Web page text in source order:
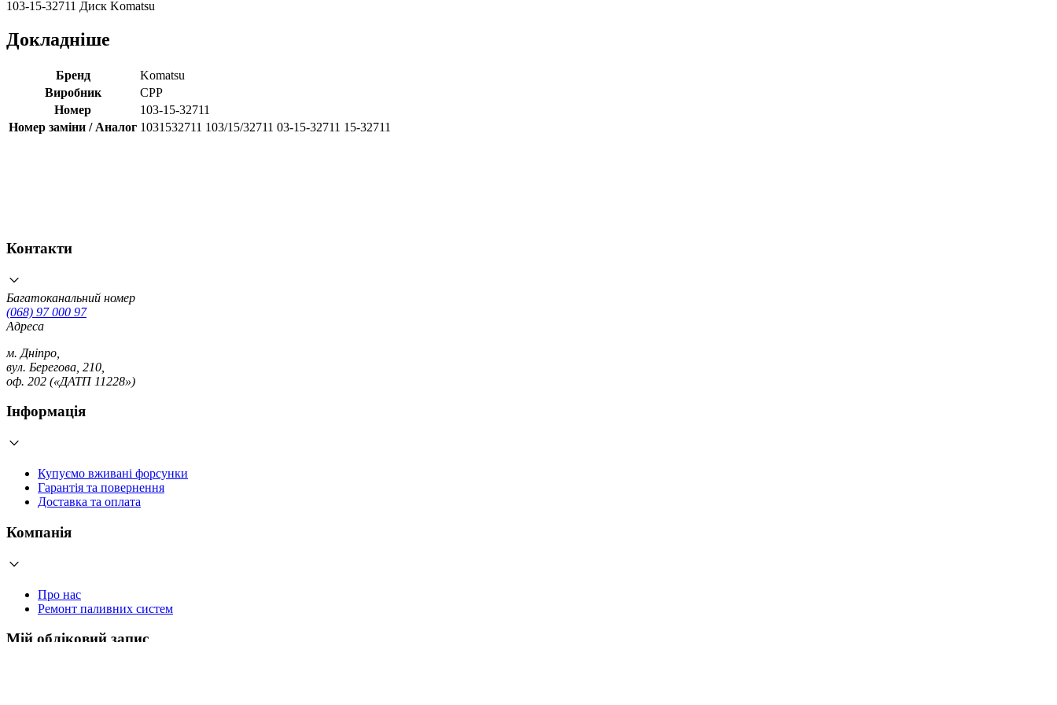
103-15-32711 Диск Komatsu
Докладніше
Бренд
Komatsu
Виробник
CPP
Номер
103-15-32711
Номер заміни / Аналог 1031532711 103/15/32711 03-15-32711 15-32711
Контакти
Багатоканальний номер
(068) 97 000 97
Адреса
м. Дніпро,
вул. Берегова, 210,
оф. 202 («ДАТП 11228»)
Інформація
Купуємо вживані форсунки
Гарантія та повернення
Доставка та оплата
Компанія
Про нас
Ремонт паливних систем
Мій обліковий запис